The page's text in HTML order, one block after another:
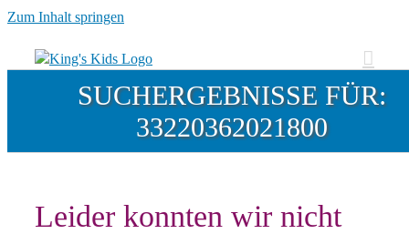
Zum Inhalt springen
SUCHERGEBNISSE FÜR:
33220362021800
Leider konnten wir nicht